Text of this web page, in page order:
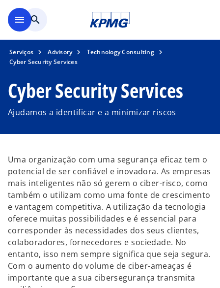
menu search
Serviços Advisory
Technology Consulting
Cyber Security Services
Cyber Security Services
Ajudamos a identificar e a minimizar riscos
Uma organização com uma segurança eficaz tem o
potencial de ser confiável e inovadora. As empresas
mais inteligentes não só gerem o ciber-risco, como
também o utilizam como uma fonte de crescimento
e vantagem competitiva. A utilização da tecnologia
oferece muitas possibilidades e é essencial para
corresponder às necessidades dos seus clientes,
colaboradores, fornecedores e sociedade. No
entanto, isso nem sempre significa que seja segura.
Com o aumento do volume de ciber-ameaças é
importante que a sua cibersegurança transmita